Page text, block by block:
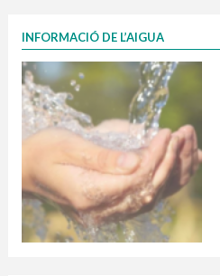
INFORMACIÓ DE L’AIGUA